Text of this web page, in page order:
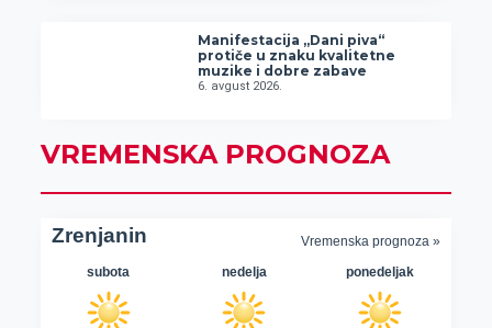
Manifestacija „Dani piva“
protiče u znaku kvalitetne
muzike i dobre zabave
6. avgust 2026.
VREMENSKA PROGNOZA